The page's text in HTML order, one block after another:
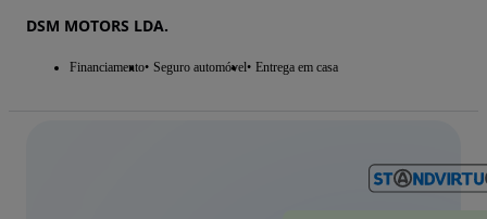
DSM MOTORS LDA.
Financiamento Seguro automóvel Entrega em casa